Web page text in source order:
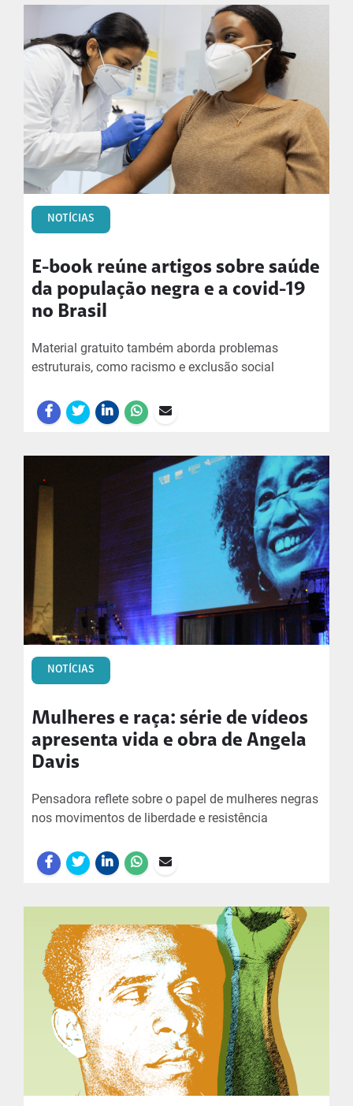
NOTÍCIAS
E-book reúne artigos sobre saúde
da população negra e a covid-19
no Brasil
Material gratuito também aborda problemas
estruturais, como racismo e exclusão social
NOTÍCIAS
Mulheres e raça: série de vídeos
apresenta vida e obra de Angela
Davis
Pensadora reflete sobre o papel de mulheres negras
nos movimentos de liberdade e resistência